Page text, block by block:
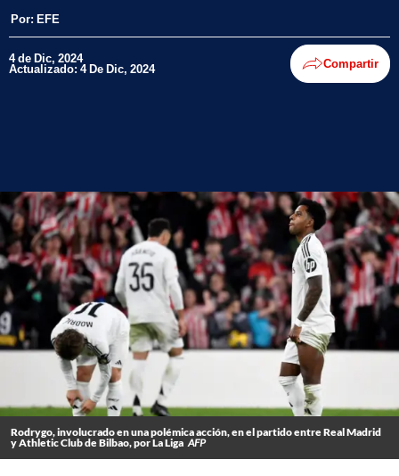
Por: EFE
4 de Dic, 2024
Actualizado: 4 De Dic, 2024 Compartir
Rodrygo, involucrado en una polémica acción, en el partido entre Real Madrid
y Athletic Club de Bilbao, por La Liga AFP